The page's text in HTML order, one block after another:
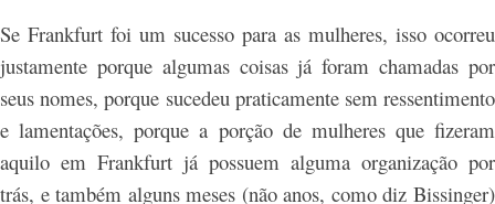
Se Frankfurt foi um sucesso para as mulheres, isso ocorreu
justamente porque algumas coisas já foram chamadas por
seus nomes, porque sucedeu praticamente sem ressentimento
e lamentações, porque a porção de mulheres que fizeram
aquilo em Frankfurt já possuem alguma organização por
trás, e também alguns meses (não anos, como diz Bissinger)